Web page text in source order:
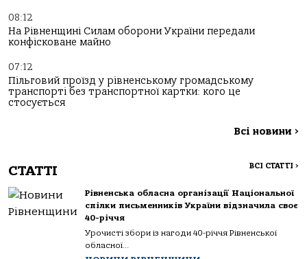
08:12
На Рівненщині Силам оборони України передали
конфісковане майно
07:12
Пільговий проїзд у рівненському громадському
транспорті без транспортної картки: кого це
стосується
Всі новини >
СТАТТІ ВСІ СТАТТІ >
Рівненська обласна організації Національної
спілки письменників України відзначила своє
40-річчя
Урочисті збори із нагоди 40-річчя Рівненської
обласної...